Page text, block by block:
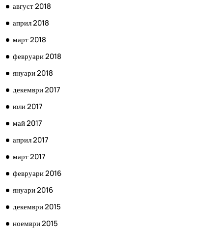
август 2018
април 2018
март 2018
февруари 2018
януари 2018
декември 2017
юли 2017
май 2017
април 2017
март 2017
февруари 2016
януари 2016
декември 2015
ноември 2015